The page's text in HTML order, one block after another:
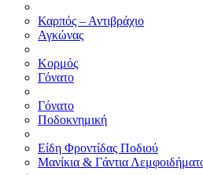
Καρπός – Αντιβράχιο
Αγκώνας
Κορμός
Γόνατο
Γόνατο
Ποδοκνημική
Είδη Φροντίδας Ποδιού
Μανίκια & Γάντια